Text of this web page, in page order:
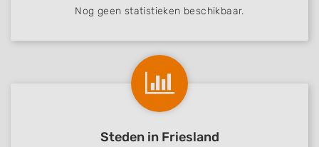
Nog geen statistieken beschikbaar.
Steden in Friesland